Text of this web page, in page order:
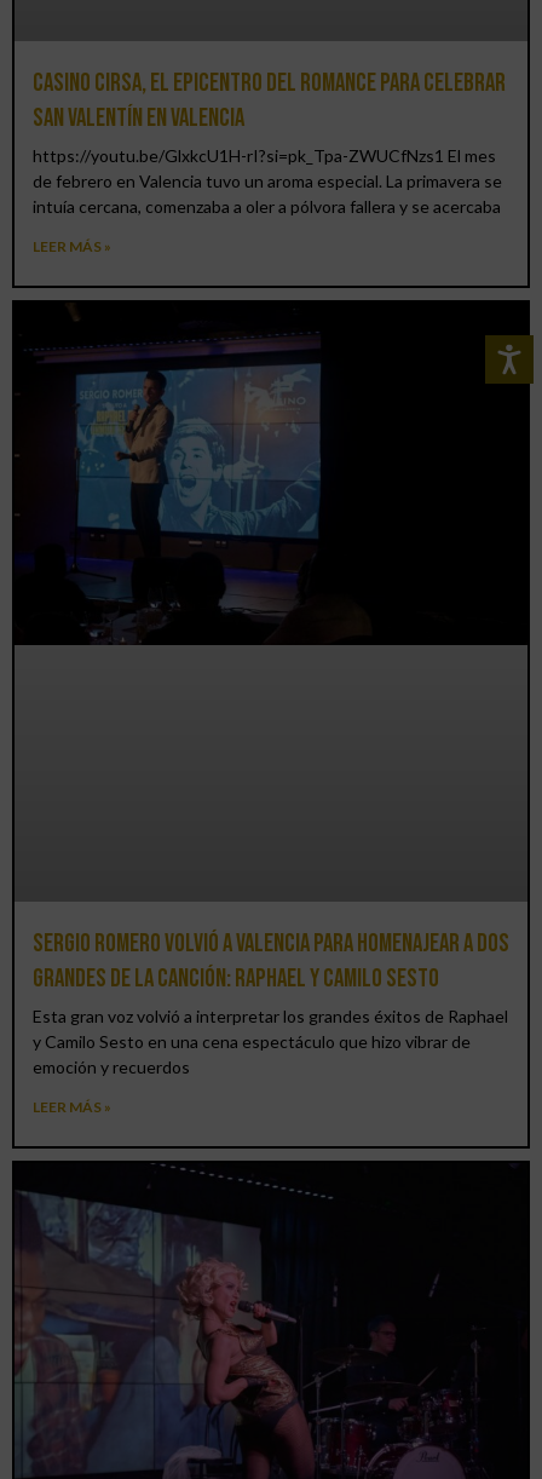
Casino CIRSA, el epicentro del romance para celebrar
San Valentín en Valencia
https://youtu.be/GlxkcU1H-rI?si=pk_Tpa-ZWUCfNzs1 El mes
de febrero en Valencia tuvo un aroma especial. La primavera se
intuía cercana, comenzaba a oler a pólvora fallera y se acercaba
LEER MÁS »
Sergio Romero volvió a Valencia para homenajear a dos
grandes de la canción: Raphael y Camilo Sesto
Esta gran voz volvió a interpretar los grandes éxitos de Raphael
y Camilo Sesto en una cena espectáculo que hizo vibrar de
emoción y recuerdos
LEER MÁS »